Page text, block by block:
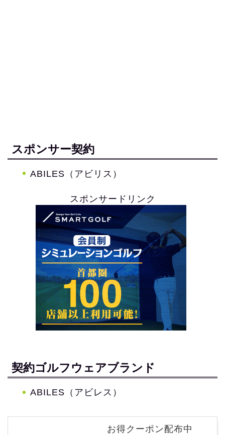
スポンサー契約
ABILES（アビリス）
スポンサードリンク
契約ゴルフウェアブランド
ABILES（アビレス）
お得クーポン配布中